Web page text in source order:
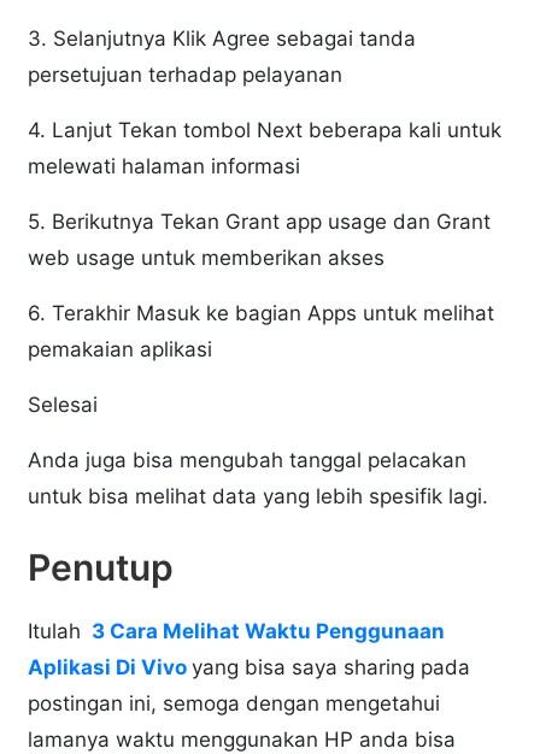
3. Selanjutnya Klik Agree sebagai tanda
persetujuan terhadap pelayanan
4. Lanjut Tekan tombol Next beberapa kali untuk
melewati halaman informasi
5. Berikutnya Tekan Grant app usage dan Grant
web usage untuk memberikan akses
6. Terakhir Masuk ke bagian Apps untuk melihat
pemakaian aplikasi
Selesai
Anda juga bisa mengubah tanggal pelacakan
untuk bisa melihat data yang lebih spesifik lagi.
Penutup
Itulah 3 Cara Melihat Waktu Penggunaan
Aplikasi Di Vivo yang bisa saya sharing pada
postingan ini, semoga dengan mengetahui
lamanya waktu menggunakan HP anda bisa